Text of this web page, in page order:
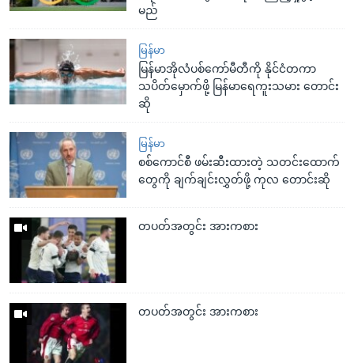
မည်
မြန်မာ
မြန်မာအိုလံပစ်ကော်မီတီကို နိုင်ငံတကာ
သပိတ်မှောက်ဖို့ မြန်မာရေကူးသမား တောင်း
ဆို
မြန်မာ
စစ်ကောင်စီ ဖမ်းဆီးထားတဲ့ သတင်းထောက်
တွေကို ချက်ချင်းလွှတ်ဖို့ ကုလ တောင်းဆို
တပတ်အတွင်း အားကစား
တပတ်အတွင်း အားကစား